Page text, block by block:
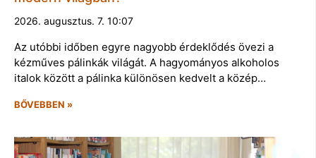
2026. augusztus. 7. 10:07
Az utóbbi időben egyre nagyobb érdeklődés övezi a
kézműves pálinkák világát. A hagyományos alkoholos
italok között a pálinka különösen kedvelt a közép…
BŐVEBBEN »